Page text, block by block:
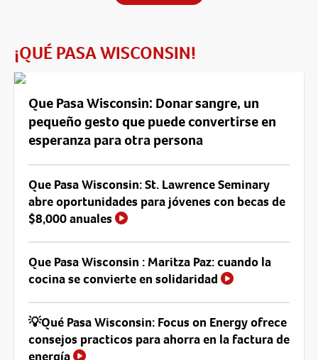
¡QUÉ PASA WISCONSIN!
Que Pasa Wisconsin: Donar sangre, un
pequeño gesto que puede convertirse en
esperanza para otra persona
Que Pasa Wisconsin: St. Lawrence Seminary
abre oportunidades para jóvenes con becas de
$8,000 anuales
Que Pasa Wisconsin : Maritza Paz: cuando la
cocina se convierte en solidaridad
💡Qué Pasa Wisconsin: Focus on Energy ofrece
consejos practicos para ahorra en la factura de
energía